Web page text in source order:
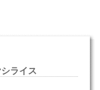
ライス